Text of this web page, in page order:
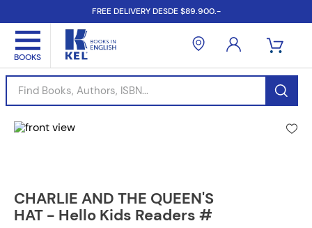
FREE DELIVERY DESDE $89.900.-
Find Books, Authors, ISBN...
CHARLIE AND THE QUEEN'S
HAT - Hello Kids Readers #